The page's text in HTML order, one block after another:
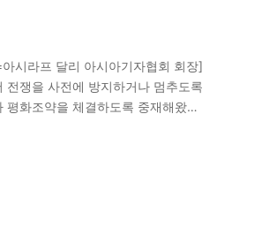
시라프 달리 아시아기자협회 회장]
쟁을 사전에 방지하거나 멈추도록
화조약을 체결하도록 중재해왔다.